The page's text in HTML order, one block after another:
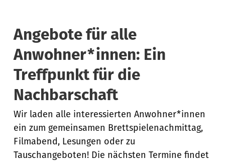
Angebote für alle
Anwohner*innen: Ein
Treffpunkt für die
Nachbarschaft
Wir laden alle interessierten Anwohner*innen
ein zum gemeinsamen Brettspielenachmittag,
Filmabend, Lesungen oder zu
Tauschangeboten! Die nächsten Termine findet